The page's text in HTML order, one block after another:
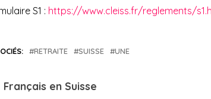
S1 : https://www.cleiss.fr/reglements/
RETRAITE SUISSE UNE
Français en Suisse